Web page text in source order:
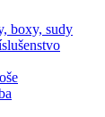
boxy, sudy